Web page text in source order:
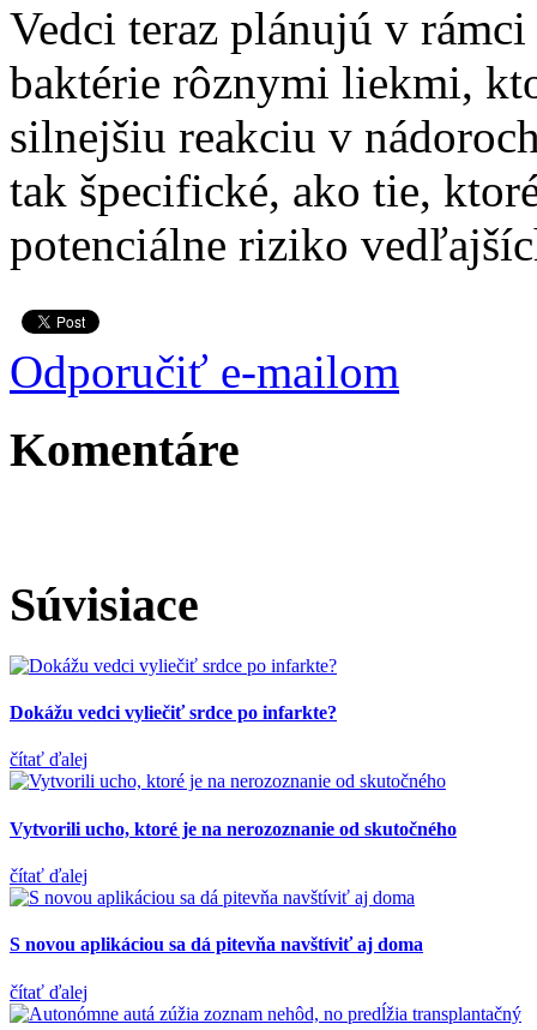
Vedci teraz plánujú v
baktérie rôznymi liekmi,
silnejšiu reakciu v
tak špecifické, ako tie,
potenciálne riziko
Odporučiť e-mailom
Komentáre
Súvisiace
Dokážu vedci vyliečiť srdce po infarkte?
čítať ďalej
Vytvorili ucho, ktoré je na nerozoznanie od skutočného
čítať ďalej
S novou aplikáciou sa dá pitevňa navštíviť aj doma
čítať ďalej